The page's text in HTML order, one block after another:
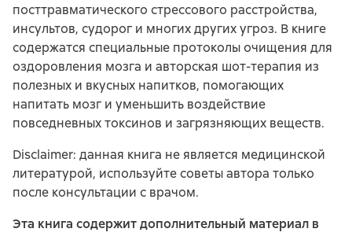
посттравматического стрессового расстройства,
инсультов, судорог и многих других угроз. В книге
содержатся специальные протоколы очищения для
оздоровления мозга и авторская шот-терапия из
полезных и вкусных напитков, помогающих
напитать мозг и уменьшить воздействие
повседневных токсинов и загрязняющих веществ.
Disclaimer: данная книга не является медицинской
литературой, используйте советы автора только
после консультации с врачом.
Эта книга содержит дополнительный материал в